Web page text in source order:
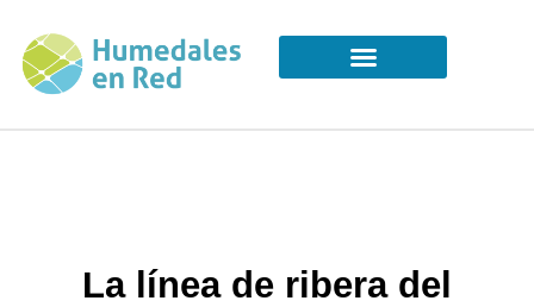
La línea de ribera del